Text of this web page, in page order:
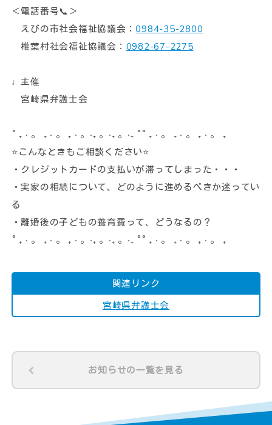
＜電話番号📞＞
えびの市社会福祉協議会：0984-35-2800
椎葉村社会福祉協議会： 0982-67-2275
♩主催
宮崎県弁護士会
˚ ₊ ‧ 。 ₊ ‧ 。 ₊ ‧ 。‧₊ 。‧₊ 。‧₊ ˚˚ ₊ ‧ 。 ₊ ‧ 。 ₊ ‧ 。 ₊
⭐こんなときもご相談ください⭐
・クレジットカードの支払いが滞ってしまった・・・
・実家の相続について、どのように進めるべきか迷ってい
る
・離婚後の子どもの養育費って、どうなるの？
˚ ₊ ‧ 。 ₊ ‧ 。 ₊ ‧ 。‧₊ 。‧₊ 。‧₊ ˚˚ ₊ ‧ 。 ₊ ‧ 。 ₊ ‧ 。 ₊
関連リンク
宮崎県弁護士会
お知らせの一覧を見る